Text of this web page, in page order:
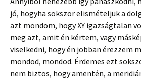
jó, hogyha sokszor elismételjük a
azt mondom, hogy XY igazságtalan
meg azt, amit én kértem, vagy
viselkedni, hogy én jobban érezzem
mondod, mondod. Érdemes ezt
nem biztos, hogy amentén, a